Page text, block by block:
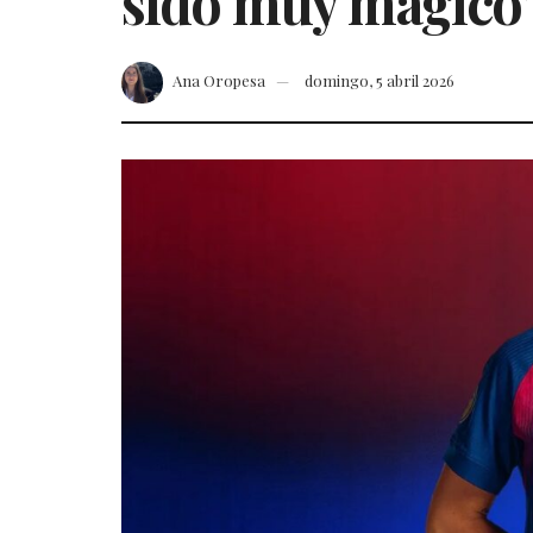
Ana Oropesa domingo, 5 abril 2026